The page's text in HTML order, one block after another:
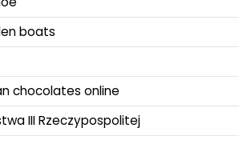
boats
chocolates online
III Rzeczypospolitej